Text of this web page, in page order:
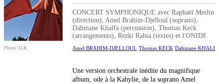
Photo: D.R.
CONCERT SYMPHONIQUE avec Raphaël Merlin
(direction), Amel Brahim-Djelloul (soprano),
Dahmane Khalfa (percussion), Thomas Keck
(arrangements), Rezki Rabia (textes) et l'ONIDF.
Amel BRAHIM-DJELLOUL Thomas KECK Dahmane KHALFA
Une version orchestrale inédite du magnifique
album, ode à la Kabylie, de la soprano Amel